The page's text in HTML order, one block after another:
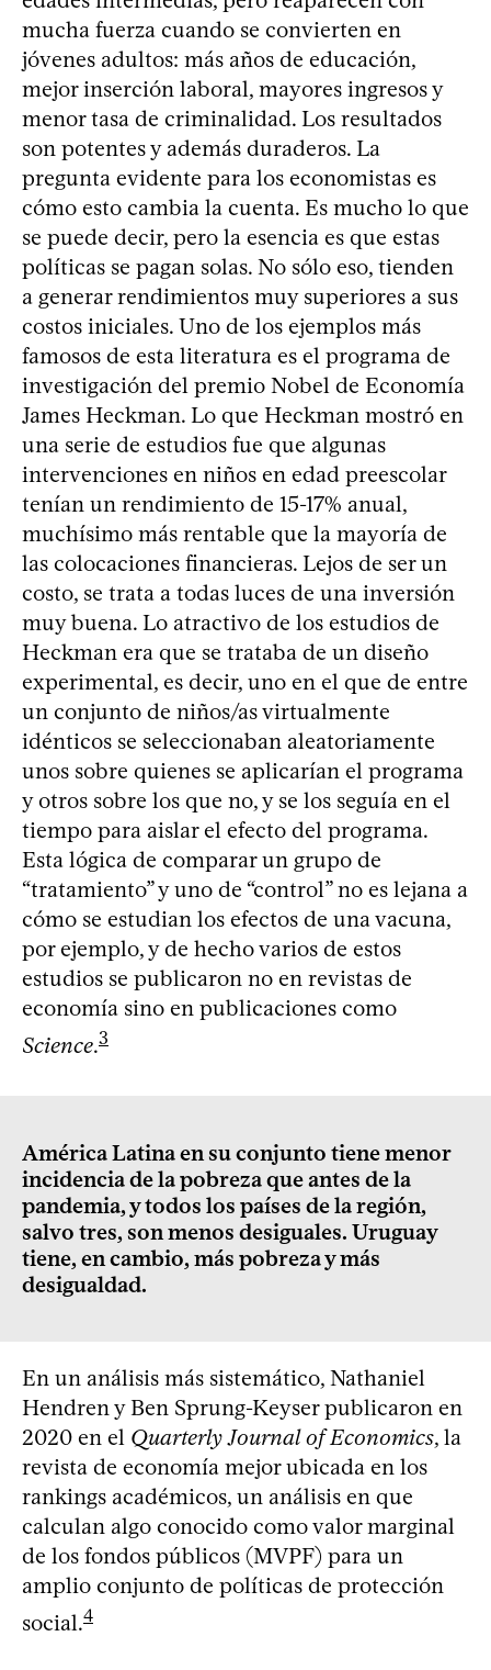
mucha fuerza cuando se convierten en
jóvenes adultos: más años de educación,
mejor inserción laboral, mayores ingresos y
menor tasa de criminalidad. Los resultados
son potentes y además duraderos. La
pregunta evidente para los economistas es
cómo esto cambia la cuenta. Es mucho lo que
se puede decir, pero la esencia es que estas
políticas se pagan solas. No sólo eso, tienden
a generar rendimientos muy superiores a sus
costos iniciales. Uno de los ejemplos más
famosos de esta literatura es el programa de
investigación del premio Nobel de Economía
James Heckman. Lo que Heckman mostró en
una serie de estudios fue que algunas
intervenciones en niños en edad preescolar
tenían un rendimiento de 15-17% anual,
muchísimo más rentable que la mayoría de
las colocaciones financieras. Lejos de ser un
costo, se trata a todas luces de una inversión
muy buena. Lo atractivo de los estudios de
Heckman era que se trataba de un diseño
experimental, es decir, uno en el que de entre
un conjunto de niños/as virtualmente
idénticos se seleccionaban aleatoriamente
unos sobre quienes se aplicarían el programa
y otros sobre los que no, y se los seguía en el
tiempo para aislar el efecto del programa.
Esta lógica de comparar un grupo de
“tratamiento” y uno de “control” no es lejana a
cómo se estudian los efectos de una vacuna,
por ejemplo, y de hecho varios de estos
estudios se publicaron no en revistas de
economía sino en publicaciones como
Science.3
América Latina en su conjunto tiene menor
incidencia de la pobreza que antes de la
pandemia, y todos los países de la región,
salvo tres, son menos desiguales. Uruguay
tiene, en cambio, más pobreza y más
desigualdad.
En un análisis más sistemático, Nathaniel
Hendren y Ben Sprung-Keyser publicaron en
2020 en el Quarterly Journal of Economics, la
revista de economía mejor ubicada en los
rankings académicos, un análisis en que
calculan algo conocido como valor marginal
de los fondos públicos (MVPF) para un
amplio conjunto de políticas de protección
social.4